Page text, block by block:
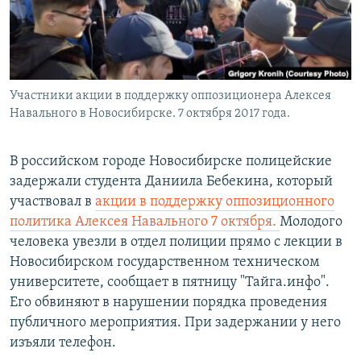
Участники акции в поддержку оппозиционера Алексея
Навального в Новосибирске. 7 октября 2017 года.
В российском городе Новосибирске полицейские
задержали студента Даниила Бебекина, который
участвовал в акции в поддержку оппозиционного
политика Алексея Навального 7 октября. Молодого
человека увезли в отдел полиции прямо с лекции в
Новосибирском государственном техническом
университете, сообщает в пятницу "Тайга.инфо".
Его обвиняют в нарушении порядка проведения
публичного мероприятия. При задержании у него
изъяли телефон.